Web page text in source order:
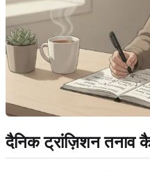
दैनिक ट्रांज़िशन तनाव